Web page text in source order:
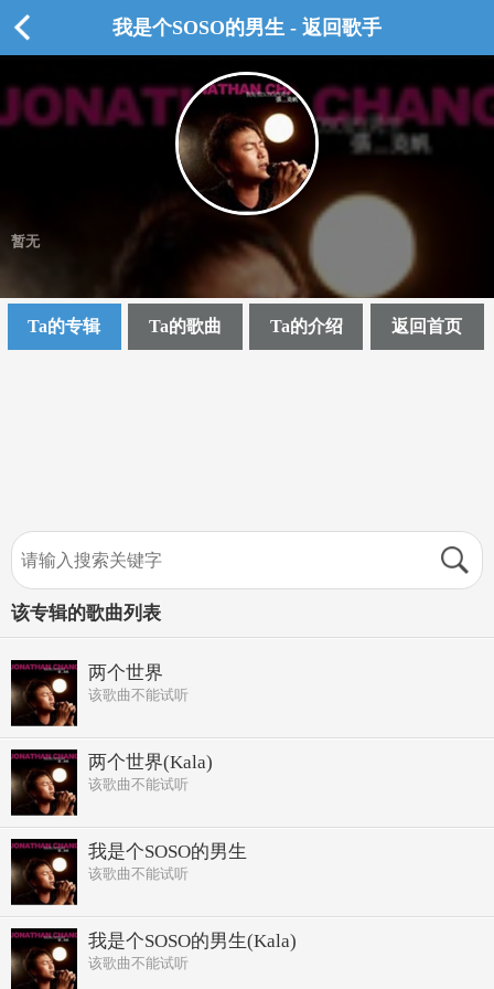
我是个SOSO的男生 - 返回歌手
暂无
Ta的专辑 Ta的歌曲 Ta的介绍 返回首页
该专辑的歌曲列表
两个世界
该歌曲不能试听
两个世界(Kala)
该歌曲不能试听
我是个SOSO的男生
该歌曲不能试听
我是个SOSO的男生(Kala)
该歌曲不能试听